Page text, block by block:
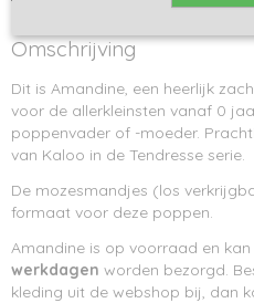
Omschrijving
Dit is Amandine, een heerlijk
voor de allerkleinsten vanaf 0
poppenvader of -moeder.
van Kaloo in de Tendresse serie.
De mozesmandjes (los
formaat voor deze poppen.
Amandine is op voorraad en
werkdagen worden bezorgd.
kleding uit de webshop bij, dan